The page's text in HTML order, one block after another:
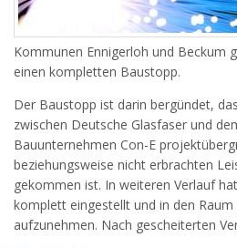
Kommunen Ennigerloh und Beckum
einen kompletten Baustopp.
Der Baustopp ist darin bergündet,
zwischen Deutsche Glasfaser und
Bauunternehmen Con-E
beziehungsweise nicht erbrachten
gekommen ist. In weiteren Verlauf
komplett eingestellt und in den
aufzunehmen. Nach gescheiterten